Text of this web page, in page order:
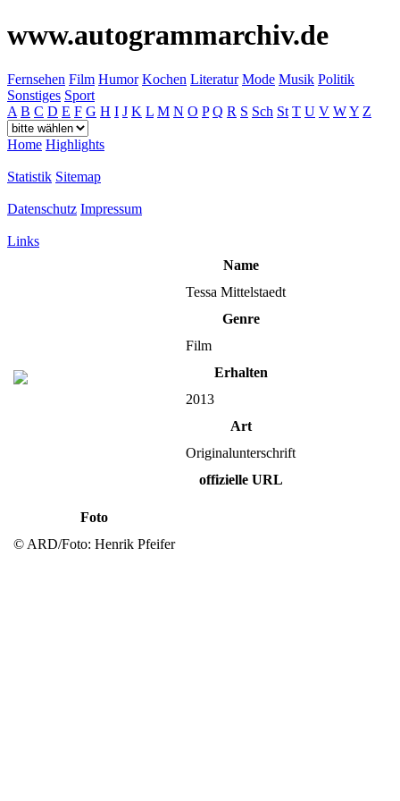
www.autogrammarchiv.de
Fernsehen Film Humor Kochen Literatur Mode Musik Politik
Sonstiges Sport
A B C D E F G H I J K L M N O P Q R S Sch St T U V WY Z
Home Highlights
Statistik Sitemap
Datenschutz Impressum
Links
Name
Tessa Mittelstaedt
Genre
Film
Erhalten
2013
Art
Originalunterschrift
offizielle URL
Foto
© ARD/Foto: Henrik Pfeifer